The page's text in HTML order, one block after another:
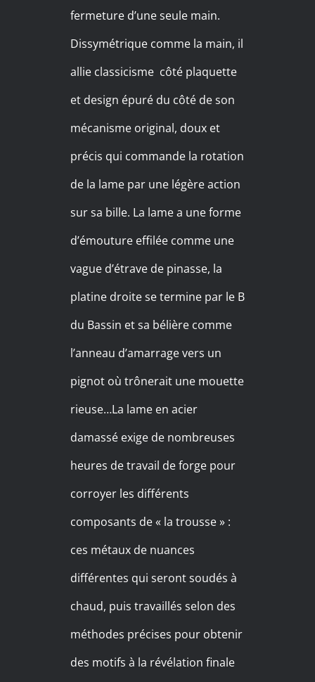
fermeture d’une seule main.
Dissymétrique comme la main, il
allie classicisme côté plaquette
et design épuré du côté de son
mécanisme original, doux et
précis qui commande la rotation
de la lame par une légère action
sur sa bille. La lame a une forme
d’émouture effilée comme une
vague d’étrave de pinasse, la
platine droite se termine par le B
du Bassin et sa bélière comme
l’anneau d’amarrage vers un
pignot où trônerait une mouette
rieuse…La lame en acier
damassé exige de nombreuses
heures de travail de forge pour
corroyer les différents
composants de « la trousse » :
ces métaux de nuances
différentes qui seront soudés à
chaud, puis travaillés selon des
méthodes précises pour obtenir
des motifs à la révélation finale